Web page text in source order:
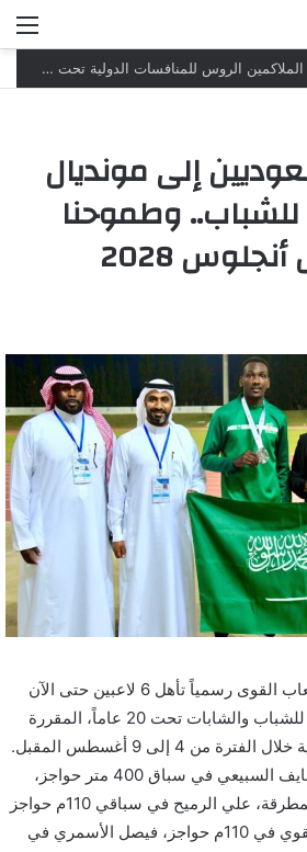
كريمليف يرحب بعودة الملاكمين الروس للمنافسات الدولية تحت العلم والنشيد الوطنيين
6 سعوديين إلى مونديال
وطموحنا
2028
أعلن الاتحاد السعودي لألعاب القوى رسمياً تأهل 6 لاعبين حتى الآن
إلى نهائيات بطولة العالم للشباب والشابات تحت 20 عاماً، المقررة
من 4 إلى 9 أغسطس المقبل.
وضمت قائمة المتأهلين: نايف السبيعي في سباق 400 متر حواجز،
محمد الزاير في إطاحة المطرقة، علي الرميح في سباقي 110م حواجز
و400 م حواجز، حسين حقوي في 110م حواجز، فيصل الأسمري في